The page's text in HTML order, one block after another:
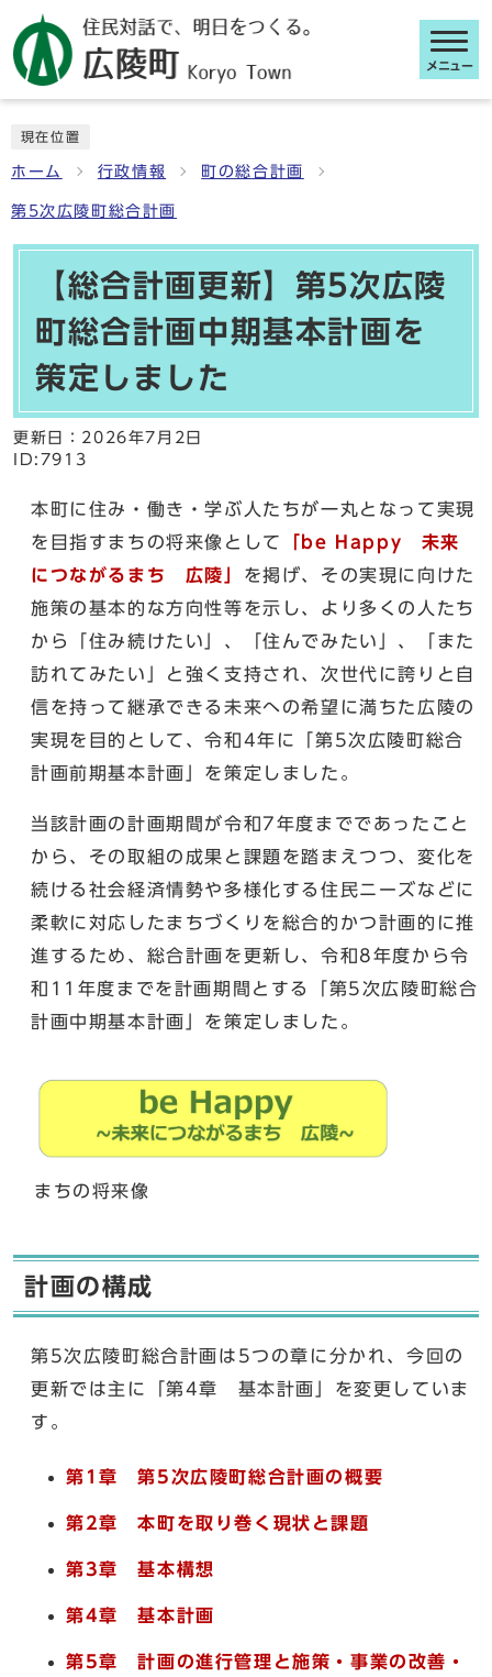
メニュー
現在位置
ホーム 行政情報 町の総合計画
第5次広陵町総合計画
【総合計画更新】第5次広陵
町総合計画中期基本計画を
策定しました
更新日： 2026年7月2日
ID:7913
本町に住み・働き・学ぶ人たちが一丸となって実現
を目指すまちの将来像として
「be Happy 未来
につながるまち 広陵」 を掲げ、その実現に向けた
施策の基本的な方向性等を示し、より多くの人たち
から「住み続けたい」、「住んでみたい」、「また
訪れてみたい」と強く支持され、次世代に誇りと自
信を持って継承できる未来への希望に満ちた広陵の
実現を目的として、令和4年に「第5次広陵町総合
計画前期基本計画」を策定しました。
当該計画の計画期間が令和7年度までであったこと
から、その取組の成果と課題を踏まえつつ、変化を
続ける社会経済情勢や多様化する住民ニーズなどに
柔軟に対応したまちづくりを総合的かつ計画的に推
進するため、総合計画を更新し、令和8年度から令
和11年度までを計画期間とする「第5次広陵町総合
計画中期基本計画」を策定しました。
まちの将来像
計画の構成
第5次広陵町総合計画は5つの章に分かれ、今回の
更新では主に「第4章 基本計画」を変更していま
す。
第1章 第5次広陵町総合計画の概要
第2章 本町を取り巻く現状と課題
第3章 基本構想
第4章 基本計画
第5章 計画の進行管理と施策・事業の改善・